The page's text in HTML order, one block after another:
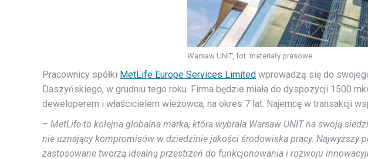
Warsaw UNIT, fot. materiały prasowe
Pracownicy spółki MetLife Europe Services Limited wprowadzą się do
Daszyńskiego, w grudniu tego roku. Firma będzie miała do dyspozycji 1500
deweloperem i właścicielem wieżowca, na okres 7 lat. Najemcę w transakcji
– MetLife to kolejna globalna marka, która wybrała Warsaw UNIT na swoją
nie uznający kompromisów w dziedzinie jakości środowiska pracy.
zastosowane tworzą idealną przestrzeń do funkcjonowania i rozwoju